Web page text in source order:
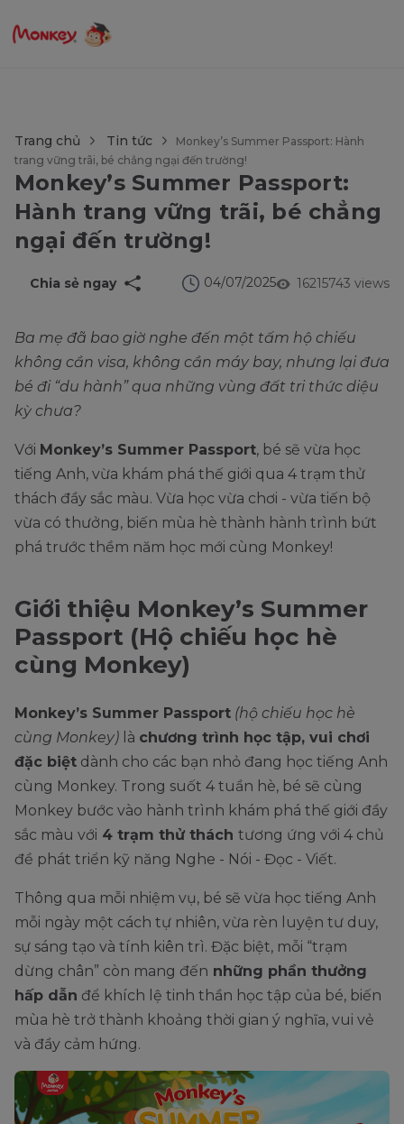
Trang chủ Tin tức
Monkey’s Summer Passport: Hành
trang vững trãi, bé chẳng ngại đến trường!
Monkey’s Summer Passport:
Hành trang vững trãi, bé chẳng
ngại đến trường!
16215743 views
04/07/2025
Chia sẻ ngay
Ba mẹ đã bao giờ nghe đến một tấm hộ chiếu
không cần visa, không cần máy bay, nhưng lại đưa
bé đi “du hành” qua những vùng đất tri thức diệu
kỳ chưa?
Với Monkey’s Summer Passport, bé sẽ vừa học
tiếng Anh, vừa khám phá thế giới qua 4 trạm thử
thách đầy sắc màu. Vừa học vừa chơi - vừa tiến bộ
vừa có thưởng, biến mùa hè thành hành trình bứt
phá trước thềm năm học mới cùng Monkey!
Giới thiệu Monkey’s Summer
Passport (Hộ chiếu học hè
cùng Monkey)
Monkey’s Summer Passport (hộ chiếu học hè
cùng Monkey) là chương trình học tập, vui chơi
đặc biệt dành cho các bạn nhỏ đang học tiếng Anh
cùng Monkey. Trong suốt 4 tuần hè, bé sẽ cùng
Monkey bước vào hành trình khám phá thế giới đầy
sắc màu với 4 trạm thử thách tương ứng với 4 chủ
đề phát triển kỹ năng Nghe - Nói - Đọc - Viết.
Thông qua mỗi nhiệm vụ, bé sẽ vừa học tiếng Anh
mỗi ngày một cách tự nhiên, vừa rèn luyện tư duy,
sự sáng tạo và tính kiên trì. Đặc biệt, mỗi “trạm
dừng chân” còn mang đến những phần thưởng
hấp dẫn để khích lệ tinh thần học tập của bé, biến
mùa hè trở thành khoảng thời gian ý nghĩa, vui vẻ
và đầy cảm hứng.